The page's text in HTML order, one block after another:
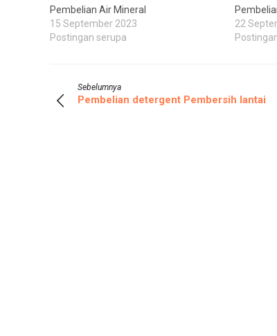
Pembelian Air Mineral
15 September 2023
Postingan serupa
22
Sebelumnya
Pembelian detergent Pembersih lantai